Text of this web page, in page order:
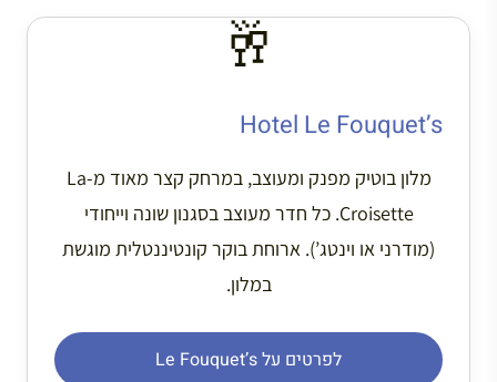
🥂
Hotel Le Fouquet’s
מלון בוטיק מפנק ומעוצב, במרחק קצר מאוד מ-La
Croisette. כל חדר מעוצב בסגנון שונה וייחודי
(מודרני או וינטג’). ארוחת בוקר קונטיננטלית מוגשת
במלון.
לפרטים על Le Fouquet’s